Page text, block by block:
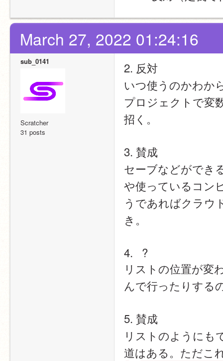
March 27, 2022 01:24:16
sub_0141
Scratcher
31 posts
2. 反対
いつ使うのかわか
プロジェクトで変
招く。
3. 賛成
セーブなどができ
や使っているコン
うであればクラウ
き。
4.   ?
リストの位置が変
んで行ったりする
5. 賛成
リストのようにも
道はある。ただこ